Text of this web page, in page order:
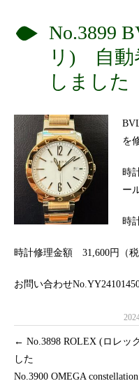
No.3899
リ) 自動
しました
を
時
ー
時
時計修理金額 31,600円（税
お問い合わせ
← No.3898 ROLEX (ロレ
した
No.3900 OMEGA